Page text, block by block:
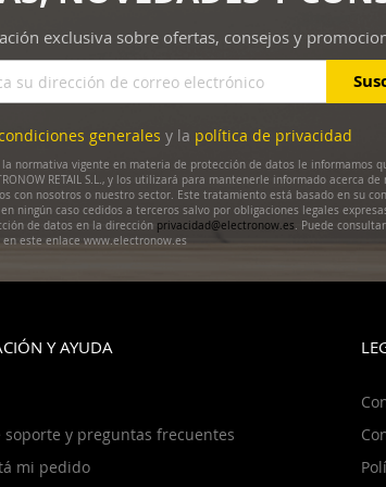
exclusiva sobre ofertas, consejos y
generales y la política de privacidad
normativa vigente en materia de protección de datos le informamos
RETAIL S.L., y los utilizará para mantenerle informado acerca
con nosotros o nuestro sector. Este tratamiento está basado en su
ningún caso cedidos a terceros salvo por obligaciones legales
de datos en la dirección privacidad@electronow.es. Puede
en este enlace www.electronow.es
Y AYUDA
soporte y preguntas frecuentes
mi pedido